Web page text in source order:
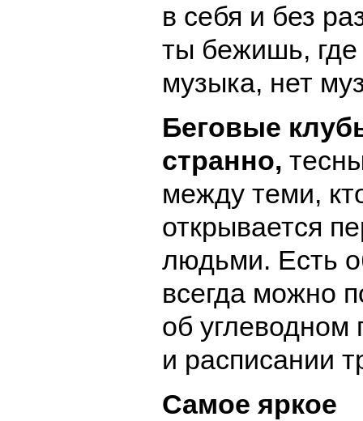
в себя и без
ты бежишь,
музыка, нет
Беговые
странно,
между теми,
открывается
людьми. Есть
всегда можно
об углеводном
и расписании
Самое яркое